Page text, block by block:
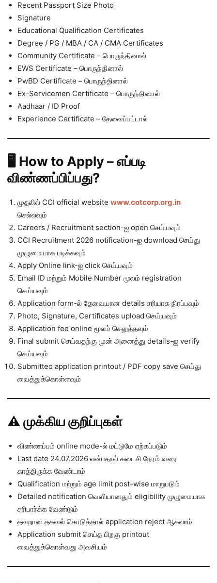
Recent Passport Size Photo
Signature
Educational Qualification Certificates
Degree / PG / MBA / CA / CMA Certificates
Community Certificate – பொருந்தினால்
EWS Certificate – பொருந்தினால்
PwBD Certificate – பொருந்தினால்
Ex-Servicemen Certificate – பொருந்தினால்
Aadhaar / ID Proof
Experience Certificate – தேவைப்பட்டால்
🖥️ How to Apply – எப்படி
விண்ணப்பிப்பது?
முதலில் CCI official website www.cotcorp.org.in
செல்லவும்
Careers / Recruitment section-ஐ open செய்யவும்
CCI Recruitment 2026 notification-ஐ download செய்து
முழுமையாக படிக்கவும்
Apply Online link-ஐ click செய்யவும்
Email ID மற்றும் Mobile Number மூலம் registration
செய்யவும்
Application form-ல் தேவையான details சரியாக நிரப்பவும்
Photo, Signature, Certificates upload செய்யவும்
Application fee online மூலம் செலுத்தவும்
Final submit செய்வதற்கு முன் அனைத்து details-ஐ verify
செய்யவும்
Submitted application printout / PDF copy save செய்து
வைத்துக்கொள்ளவும்
⚠️ முக்கிய குறிப்புகள்
விண்ணப்பம் online mode-ல் மட்டுமே ஏற்கப்படும்
Last date 24.07.2026 என்பதால் கடைசி நேரம் வரை
காத்திருக்க வேண்டாம்
Qualification மற்றும் age limit post-wise மாறுபடும்
Detailed notification வெளியானதும் eligibility முழுமையாக
சரிபார்க்க வேண்டும்
தவறான தகவல் கொடுத்தால் application reject ஆகலாம்
Application submit செய்த பிறகு printout
வைத்துக்கொள்வது அவசியம்